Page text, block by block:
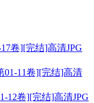
卷][完结]高清JPG
11卷][完结]高清
12卷][完结]高清JPG